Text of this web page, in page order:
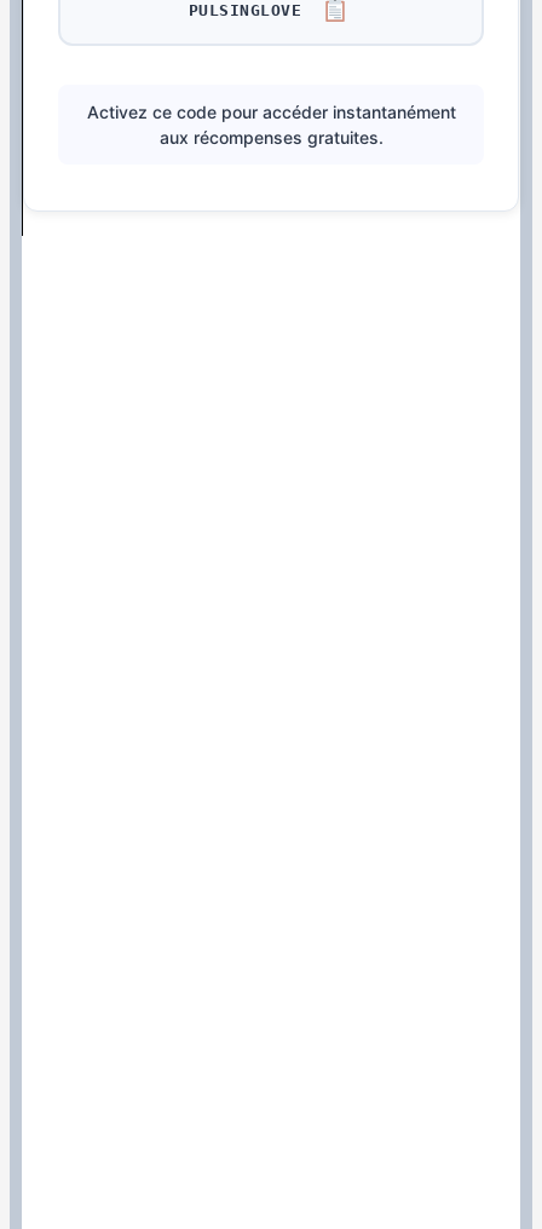
PULSINGLOVE
Activez ce code pour accéder instantanément
aux récompenses gratuites.